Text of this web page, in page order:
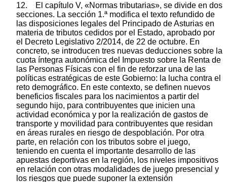
12. El capítulo V, «Normas tributarias», se divide en dos
secciones. La sección 1.ª modifica el texto refundido de
las disposiciones legales del Principado de Asturias en
materia de tributos cedidos por el Estado, aprobado por
el Decreto Legislativo 2/2014, de 22 de octubre. En
concreto, se introducen tres nuevas deducciones sobre la
cuota íntegra autonómica del Impuesto sobre la Renta de
las Personas Físicas con el fin de reforzar una de las
políticas estratégicas de este Gobierno: la lucha contra el
reto demográfico. En este contexto, se definen nuevos
beneficios fiscales para los nacimientos a partir del
segundo hijo, para contribuyentes que inicien una
actividad económica y por la realización de gastos de
transporte y movilidad para contribuyentes que residan
en áreas rurales en riesgo de despoblación. Por otra
parte, en relación con los tributos sobre el juego,
teniendo en cuenta el importante desarrollo de las
apuestas deportivas en la región, los niveles impositivos
en relación con otras modalidades de juego presencial y
los riesgos que puede suponer la extensión